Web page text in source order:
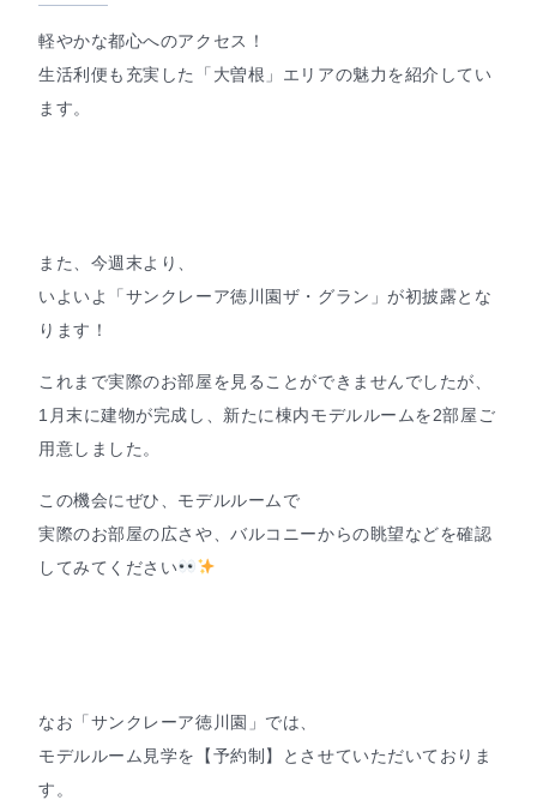
軽やかな都心へのアクセス！
生活利便も充実した「大曽根」エリアの魅力を紹介してい
ます。
また、今週末より、
いよいよ「サンクレーア徳川園ザ・グラン」が初披露とな
ります！
これまで実際のお部屋を見ることができませんでしたが、
1月末に建物が完成し、新たに棟内モデルルームを2部屋ご
用意しました。
この機会にぜひ、モデルルームで
実際のお部屋の広さや、バルコニーからの眺望などを確認
してみてください
なお「サンクレーア徳川園」では、
モデルルーム見学を【予約制】とさせていただいておりま
す。